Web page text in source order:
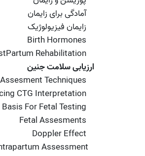
آمادگی برای زایمان
زایمان فیزیولوژیک
Birth Hormones
Rehabilitation
ارزیابی سلامت جنین
Techniques
CTG Interpretation
For Fetal Testing
Fetal Assesments
Doppler Effect
Assessment